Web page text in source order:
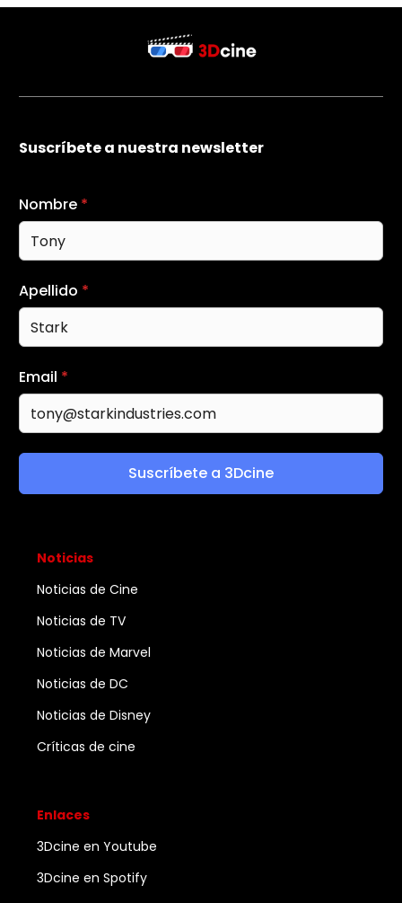
Suscríbete a nuestra newsletter
Nombre *
Apellido *
Email *
Suscríbete a 3Dcine
Noticias
Noticias de Cine
Noticias de TV
Noticias de Marvel
Noticias de DC
Noticias de Disney
Críticas de cine
Enlaces
3Dcine en Youtube
3Dcine en Spotify